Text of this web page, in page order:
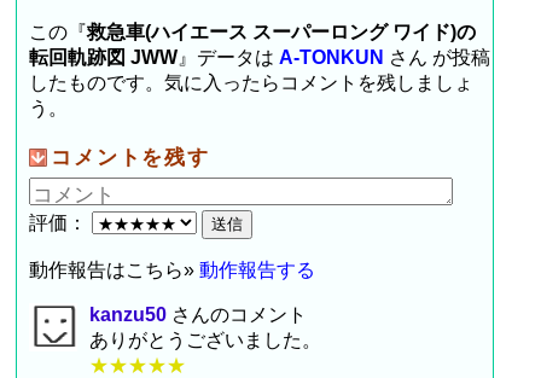
この『救急車(ハイエース スーパーロング ワイド)の
転回軌跡図 JWW 』データはA-TONKUN さん が投稿
したものです。気に入ったらコメントを残しましょ
う。
コメントを残す
評価：
動作報告はこちら»動作報告する
kanzu50 さんのコメント
ありがとうございました。
★★★★★